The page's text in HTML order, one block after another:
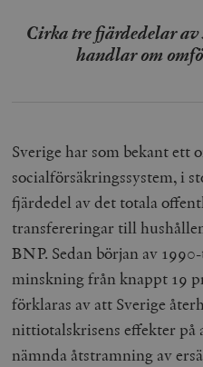
Cirka tre fjärdedelar av
handlar om
Sverige har som bekant ett
socialförsäkringssystem, i
fjärdedel av det totala
transfereringar till
BNP. Sedan början av
minskning från knappt 19
förklaras av att Sverige
nittiotalskrisens effekter på
nämnda åtstramning av